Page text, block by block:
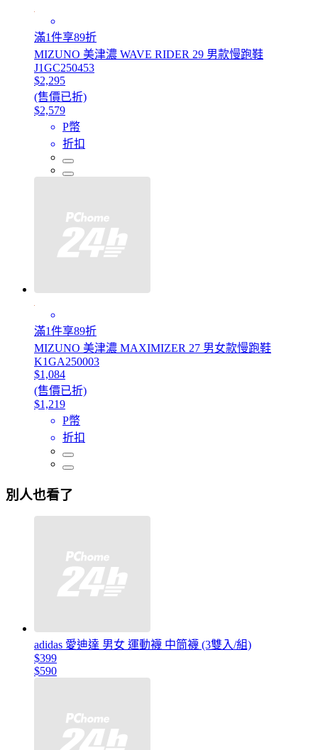
滿1件享89折
MIZUNO 美津濃 WAVE RIDER 29 男款慢跑鞋
J1GC250453
$2,295
(售價已折)
$2,579
P幣
折扣
滿1件享89折
MIZUNO 美津濃 MAXIMIZER 27 男女款慢跑鞋
K1GA250003
$1,084
(售價已折)
$1,219
P幣
折扣
別人也看了
adidas 愛迪達 男女 運動襪 中筒襪 (3雙入/組)
$399
$590